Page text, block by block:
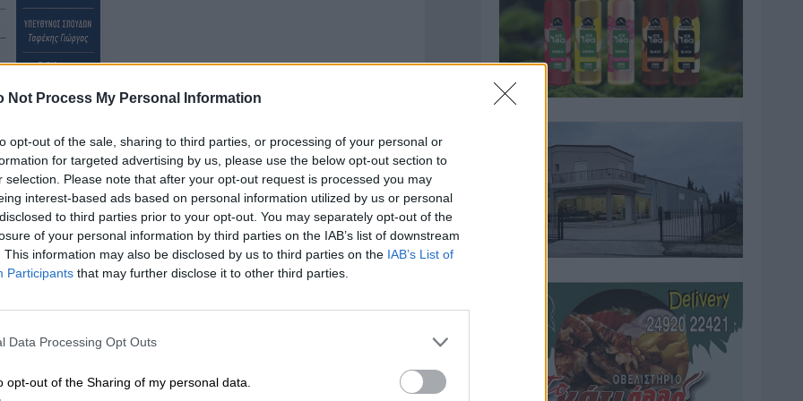
Not Process My Personal Information
opt-out of the sale, sharing to third parties, or processing of your personal or
for targeted advertising by us, please use the below opt-out section to
selection. Please note that after your opt-out request is processed you may
interest-based ads based on personal information utilized by us or personal
to third parties prior to your opt-out. You may separately opt-out of the
of your personal information by third parties on the IAB’s list of downstream
This information may also be disclosed by us to third parties on the IAB’s List of
Participants that may further disclose it to other third parties.
Data Processing Opt Outs
opt-out of the Sharing of my personal data.
σημαντική είδηση του
is.com
Πηγές της Google, ώστε να
ειδήσεις μας στο Google Discover.
✓ δίπλα στοPaidis.comγια να